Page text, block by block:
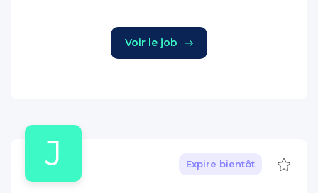
Voir le job
J Expire bientôt